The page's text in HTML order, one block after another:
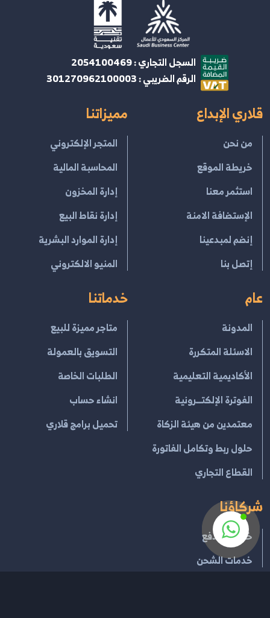
السجل التجاري : 2054100469
الرقم الضريبي : 301270962100003
قلاري الإبداع
من نحن
خريطة الموقع
استثمر معنا
الإستضافة الامنة
إنضم لمبدعينا
إتصل بنا
مميزاتنا
المتجر الإلكتروني
المحاسبة المالية
إدارة المخزون
إدارة نقاط البيع
إدارة الموارد البشرية
المنيو الالكتروني
عام
المدونة
الاسئلة المتكررة
الأكاديمية التعليمية
الفوترة الإلكتــرونية
معتمدين من هيئة الزكاة
حلول ربط وتكامل الفاتورة
القطاع التجاري
خدماتنا
متاجر مميزة للبيع
التسويق بالعمولة
الطلبات الخاصة
انشاء حساب
تحميل برامج قلاري
شركاؤنا
خدمات الدفع
خدمات الشحن